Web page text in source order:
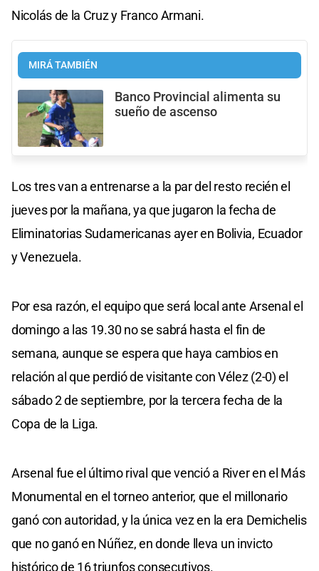
Nicolás de la Cruz y Franco Armani.
MIRÁ TAMBIÉN
Banco Provincial alimenta su
sueño de ascenso
Los tres van a entrenarse a la par del resto recién el
jueves por la mañana, ya que jugaron la fecha de
Eliminatorias Sudamericanas ayer en Bolivia, Ecuador
y Venezuela.
Por esa razón, el equipo que será local ante Arsenal el
domingo a las 19.30 no se sabrá hasta el fin de
semana, aunque se espera que haya cambios en
relación al que perdió de visitante con Vélez (2-0) el
sábado 2 de septiembre, por la tercera fecha de la
Copa de la Liga.
Arsenal fue el último rival que venció a River en el Más
Monumental en el torneo anterior, que el millonario
ganó con autoridad, y la única vez en la era Demichelis
que no ganó en Núñez, en donde lleva un invicto
histórico de 16 triunfos consecutivos.